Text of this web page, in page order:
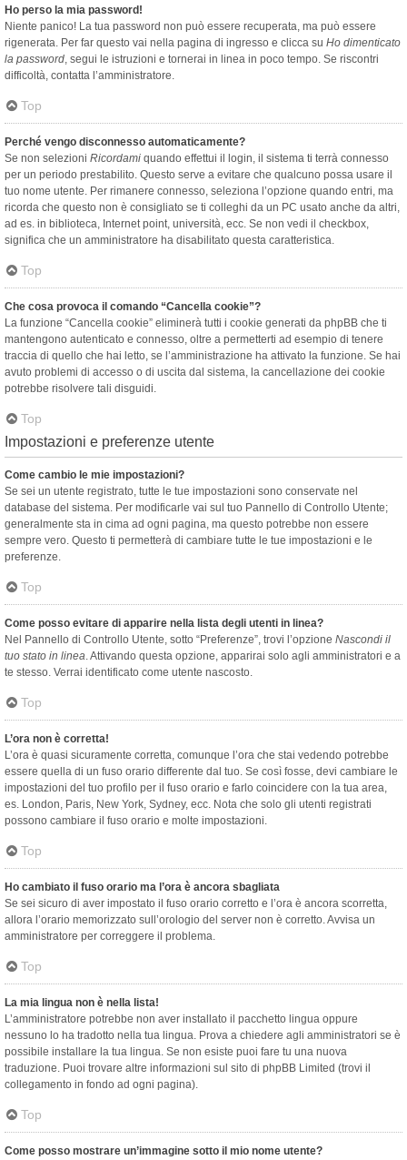
Ho perso la mia password!
Niente panico! La tua password non può essere recuperata, ma può essere
rigenerata. Per far questo vai nella pagina di ingresso e clicca su Ho dimenticato
la password, segui le istruzioni e tornerai in linea in poco tempo. Se riscontri
difficoltà, contatta l’amministratore.
Top
Perché vengo disconnesso automaticamente?
Se non selezioni Ricordami quando effettui il login, il sistema ti terrà connesso
per un periodo prestabilito. Questo serve a evitare che qualcuno possa usare il
tuo nome utente. Per rimanere connesso, seleziona l’opzione quando entri, ma
ricorda che questo non è consigliato se ti colleghi da un PC usato anche da altri,
ad es. in biblioteca, Internet point, università, ecc. Se non vedi il checkbox,
significa che un amministratore ha disabilitato questa caratteristica.
Top
Che cosa provoca il comando “Cancella cookie”?
La funzione “Cancella cookie” eliminerà tutti i cookie generati da phpBB che ti
mantengono autenticato e connesso, oltre a permetterti ad esempio di tenere
traccia di quello che hai letto, se l’amministrazione ha attivato la funzione. Se hai
avuto problemi di accesso o di uscita dal sistema, la cancellazione dei cookie
potrebbe risolvere tali disguidi.
Top
Impostazioni e preferenze utente
Come cambio le mie impostazioni?
Se sei un utente registrato, tutte le tue impostazioni sono conservate nel
database del sistema. Per modificarle vai sul tuo Pannello di Controllo Utente;
generalmente sta in cima ad ogni pagina, ma questo potrebbe non essere
sempre vero. Questo ti permetterà di cambiare tutte le tue impostazioni e le
preferenze.
Top
Come posso evitare di apparire nella lista degli utenti in linea?
Nel Pannello di Controllo Utente, sotto “Preferenze”, trovi l’opzione Nascondi il
tuo stato in linea. Attivando questa opzione, apparirai solo agli amministratori e a
te stesso. Verrai identificato come utente nascosto.
Top
L’ora non è corretta!
L’ora è quasi sicuramente corretta, comunque l’ora che stai vedendo potrebbe
essere quella di un fuso orario differente dal tuo. Se così fosse, devi cambiare le
impostazioni del tuo profilo per il fuso orario e farlo coincidere con la tua area,
es. London, Paris, New York, Sydney, ecc. Nota che solo gli utenti registrati
possono cambiare il fuso orario e molte impostazioni.
Top
Ho cambiato il fuso orario ma l’ora è ancora sbagliata
Se sei sicuro di aver impostato il fuso orario corretto e l’ora è ancora scorretta,
allora l’orario memorizzato sull’orologio del server non è corretto. Avvisa un
amministratore per correggere il problema.
Top
La mia lingua non è nella lista!
L’amministratore potrebbe non aver installato il pacchetto lingua oppure
nessuno lo ha tradotto nella tua lingua. Prova a chiedere agli amministratori se è
possibile installare la tua lingua. Se non esiste puoi fare tu una nuova
traduzione. Puoi trovare altre informazioni sul sito di phpBB Limited (trovi il
collegamento in fondo ad ogni pagina).
Top
Come posso mostrare un’immagine sotto il mio nome utente?